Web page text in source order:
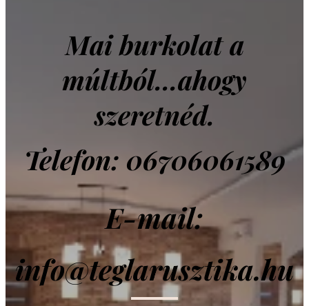
Mai burkolat a
múltból...ahogy
szeretnéd.
Telefon: 06706061589
E-mail:
info@teglarusztika.hu